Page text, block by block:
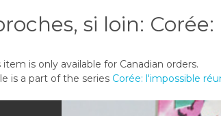
c
t
e
t
si loin:
item is only available for Canadian orders.
is a part of the series Corée: l'impossible